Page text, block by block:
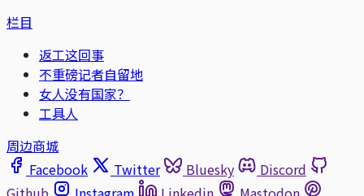
栏目
返工这回事
不重磅记者自留地
女人没有国家？
工具人
周边商城
Facebook
Twitter Bluesky
Discord